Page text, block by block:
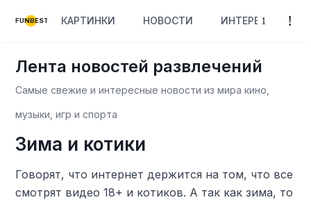
FUNBEST КАРТИНКИ НОВОСТИ ИНТЕРЕСНОЕ
Лента новостей развлечений
Самые свежие и интересные новости из мира кино,
музыки, игр и спорта
Зима и котики
Говорят, что интернет держится на том, что все
смотрят видео 18+ и котиков. А так как зима, то